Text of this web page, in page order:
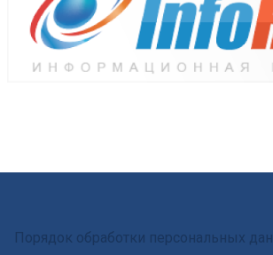
Порядок обработки персональных